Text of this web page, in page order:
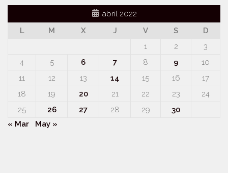
abril 2022
L
M X J V S
D
1
2
3
4
5 6 7 8 9
10
11
12 13 14 15 16
17
18
19 20 21 22 23
24
25
26 27 28 29
30
« Mar
May »